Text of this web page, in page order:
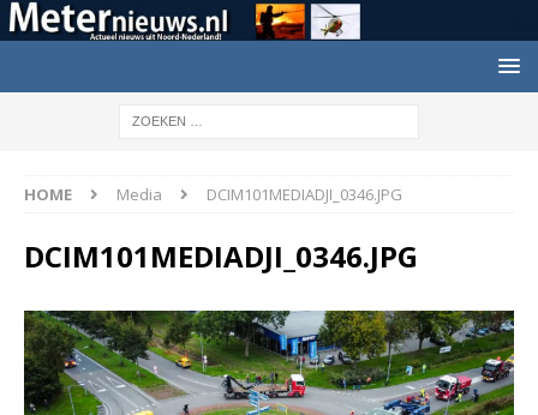
HOME Media DCIM101MEDIADJI_0346.JPG
DCIM101MEDIADJI_0346.JPG